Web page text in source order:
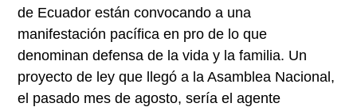
de Ecuador están convocando a una
manifestación pacífica en pro de lo que
denominan defensa de la vida y la familia. Un
proyecto de ley que llegó a la Asamblea Nacional,
el pasado mes de agosto, sería el agente